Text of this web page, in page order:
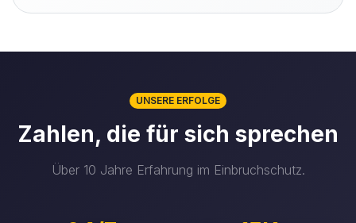
UNSERE ERFOLGE
Zahlen, die für sich sprechen
Über 10 Jahre Erfahrung im Einbruchschutz.